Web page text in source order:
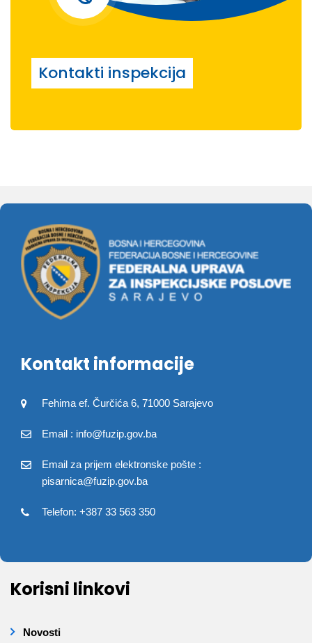
Kontakti inspekcija
Kontakt informacije
Fehima ef. Čurčića 6, 71000 Sarajevo
Email : info@fuzip.gov.ba
Email za prijem elektronske pošte :
pisarnica@fuzip.gov.ba
Telefon: +387 33 563 350
Korisni linkovi
Novosti